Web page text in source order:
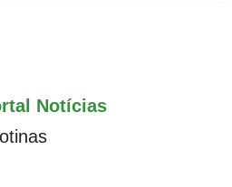
Notícias